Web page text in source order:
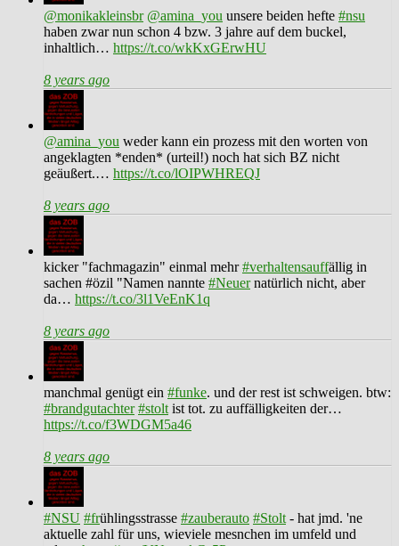
@monikakleinsbr @amina_you unsere beiden hefte #nsu
haben zwar nun schon 4 bzw. 3 jahre auf dem buckel,
inhaltlich… https://t.co/wkKxGErwHU
8 years ago
@amina_you weder kann ein prozess mit den worten von
angeklagten *enden* (urteil!) noch hat sich BZ nicht
geäußert.… https://t.co/lOIPWHREQJ
8 years ago
kicker "fachmagazin" einmal mehr#verhaltensauffällig in
sachen #özil "Namen nannte #Neuernatürlich nicht, aber
da… https://t.co/3l1VeEnK1q
8 years ago
manchmal genügt ein #funke. und der rest ist schweigen. btw:
#brandgutachter #stolt ist tot. zu auffälligkeiten der…
https://t.co/f3WDGM5a46
8 years ago
#NSU #frühlingsstrasse #zauberauto #Stolt - hat jmd. 'ne
aktuelle zahl für uns, wieviele mesnchen im umfeld und